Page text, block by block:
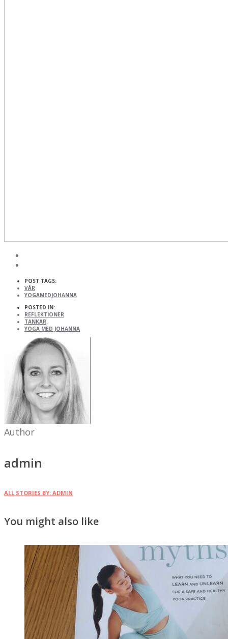
POST TAGS:
VÅR
YOGAMEDJOHANNA
POSTED IN:
REFLEKTIONER
TANKAR
YOGA MED JOHANNA
Author
admin
ALL STORIES BY: ADMIN
You might also like